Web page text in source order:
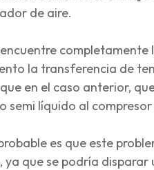
de aire.
la transferencia de
en el caso anterior,
semi líquido al
es que este
que se podría